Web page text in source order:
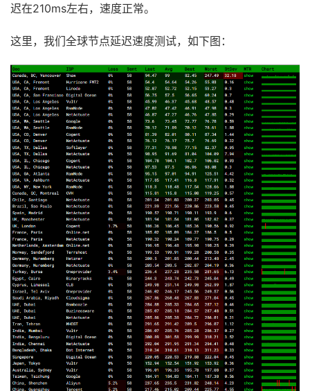
迟在210ms左右，速度正常。
这里，我们全球节点延迟速度测试，如下图：